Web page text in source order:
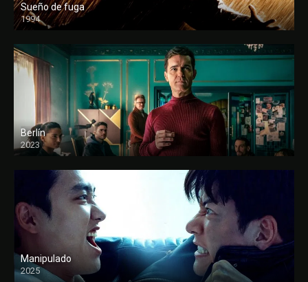
Sueño de fuga
1994
FULL HD
Berlín
2023
Manipulado
2025